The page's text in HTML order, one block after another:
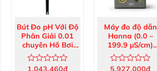
Máy, bút đo PH
Máy đo điện cực, độ măn ngọt
Máy đo quang, COD
Hóa chất, dung dịch hiệu chuẩn
Bút Đo pH Với Độ
Phân Giải 0.01
chuyên Hồ Bơi
HI981004
1,043,460đ
Máy đo độ dẫn
Hanna (0.0 –
199.9 µS/cm)
BL983320-1
5,927,000đ